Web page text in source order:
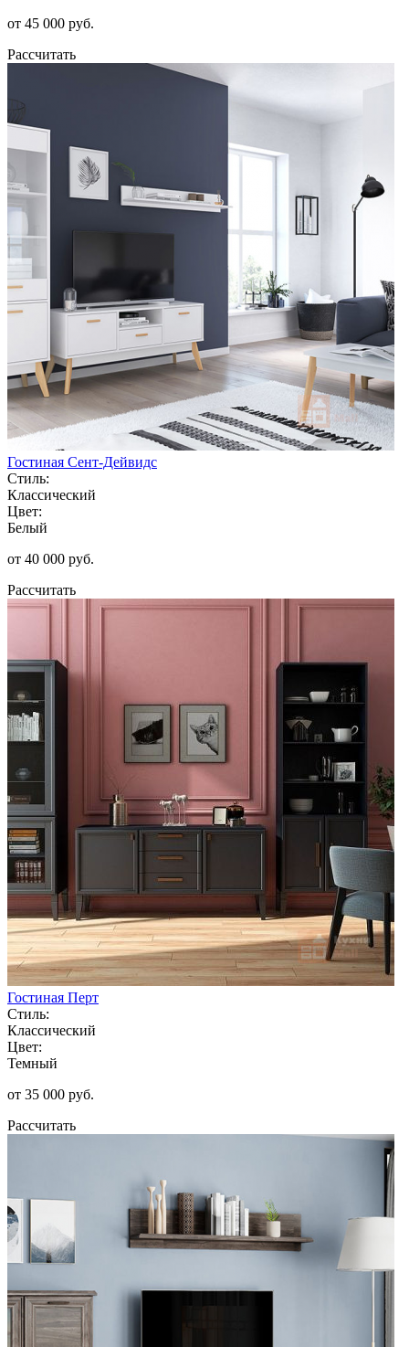
от 45 000 руб.
Рассчитать
Гостиная Сент-Дейвидс
Стиль:
Классический
Цвет:
Белый
от 40 000 руб.
Рассчитать
Гостиная Перт
Стиль:
Классический
Цвет:
Темный
от 35 000 руб.
Рассчитать